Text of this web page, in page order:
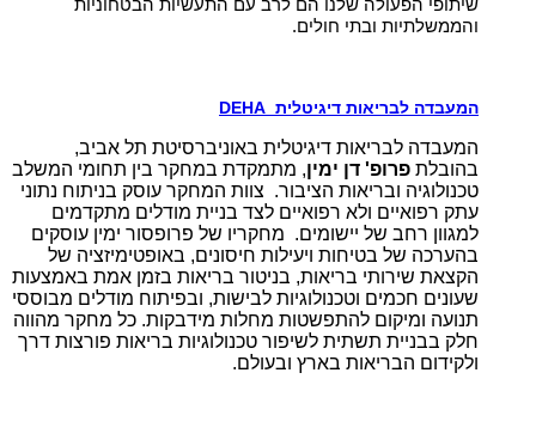
שיתופי הפעולה שלנו הם לרב עם התעשיות הבטחוניות
והממשלתיות ובתי חולים.
המעבדה לבריאות דיגיטלית
המעבדה לבריאות דיגיטלית באוניברסיטת תל אביב,
בהובלת פרופ' דן ימין, מתמקדת במחקר בין תחומי המשלב
טכנולוגיה ובריאות הציבור. צוות המחקר עוסק בניתוח נתוני
עתק רפואיים ולא רפואיים לצד בניית מודלים מתקדמים
למגוון רחב של יישומים. מחקריו של פרופסור ימין עוסקים
בהערכה של בטיחות ויעילות חיסונים, באופטימיזציה של
הקצאת שירותי בריאות, בניטור בריאות בזמן אמת באמצעות
שעונים חכמים וטכנולוגיות לבישות, ובפיתוח מודלים מבוססי
תנועה ומיקום להתפשטות מחלות מידבקות. כל מחקר מהווה
חלק בבניית תשתית לשיפור טכנולוגיות בריאות פורצות דרך
ולקידום הבריאות בארץ ובעולם.